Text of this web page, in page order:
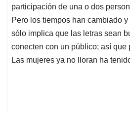
p
p
o
k
I
n
s
participación de una o dos
Pero los tiempos han cambiado
sólo implica que las letras sean
conecten con un público; así que
Las mujeres ya no lloran ha